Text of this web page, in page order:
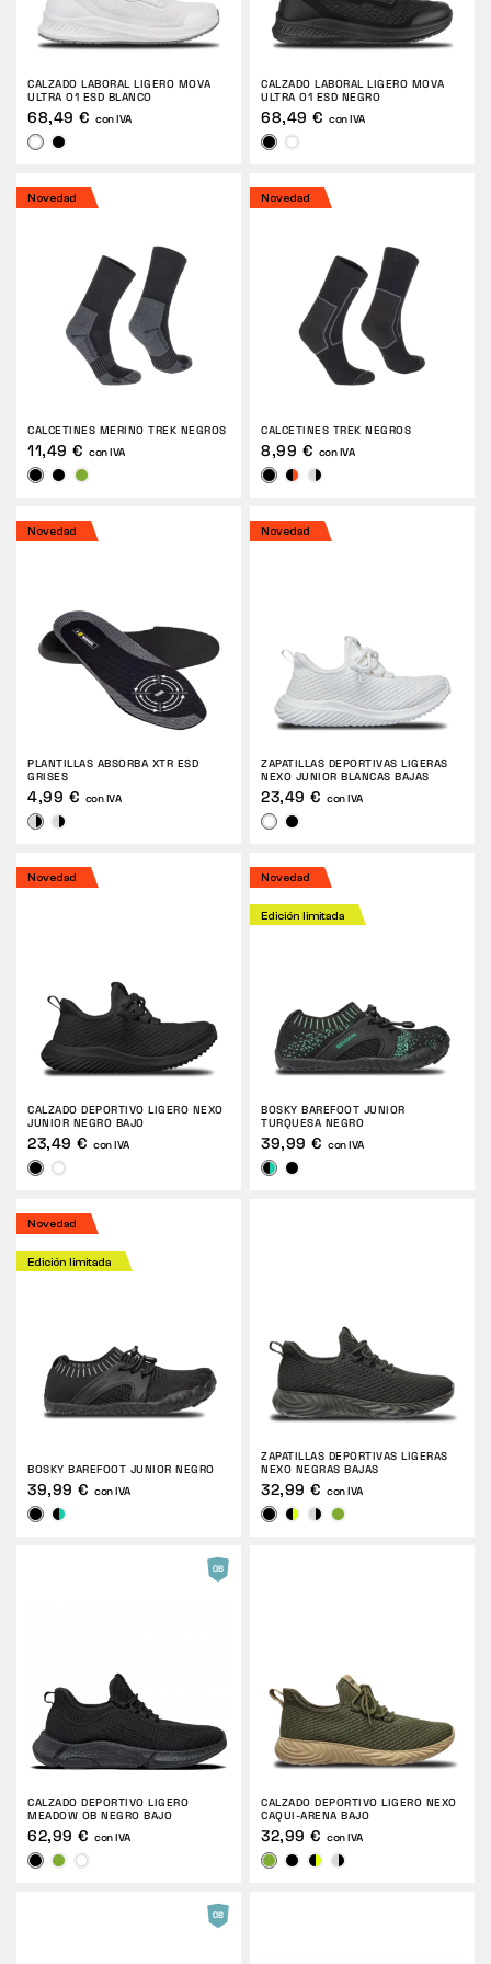
DEVOLUCIONES
CALZADO LABORAL LIGERO MOVA
ULTRA O1 ESD BLANCO
68,49 € con IVA
CALZADO LABORAL LIGERO MOVA
ULTRA O1 ESD NEGRO
68,49 € con IVA
Novedad
CALCETINES MERINO TREK NEGROS
11,49 € con IVA
Novedad
CALCETINES TREK NEGROS
8,99 € con IVA
Novedad
PLANTILLAS ABSORBA XTR ESD
GRISES
4,99 € con IVA
Novedad
ZAPATILLAS DEPORTIVAS LIGERAS
NEXO JUNIOR BLANCAS BAJAS
23,49 € con IVA
Novedad
CALZADO DEPORTIVO LIGERO NEXO
JUNIOR NEGRO BAJO
23,49 € con IVA
Novedad
Edición limitada
BOSKY BAREFOOT JUNIOR
TURQUESA NEGRO
39,99 € con IVA
Novedad
Edición limitada
BOSKY BAREFOOT JUNIOR NEGRO
39,99 € con IVA
ZAPATILLAS DEPORTIVAS LIGERAS
NEXO NEGRAS BAJAS
32,99 € con IVA
CALZADO DEPORTIVO LIGERO
MEADOW OB NEGRO BAJO
62,99 € con IVA
CALZADO DEPORTIVO LIGERO NEXO
CAQUI-ARENA BAJO
32,99 € con IVA